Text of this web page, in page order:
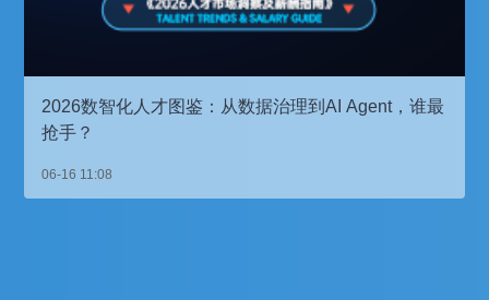
2026数智化人才图鉴：从数据治理到AI Agent，谁最
抢手？
06-16 11:08